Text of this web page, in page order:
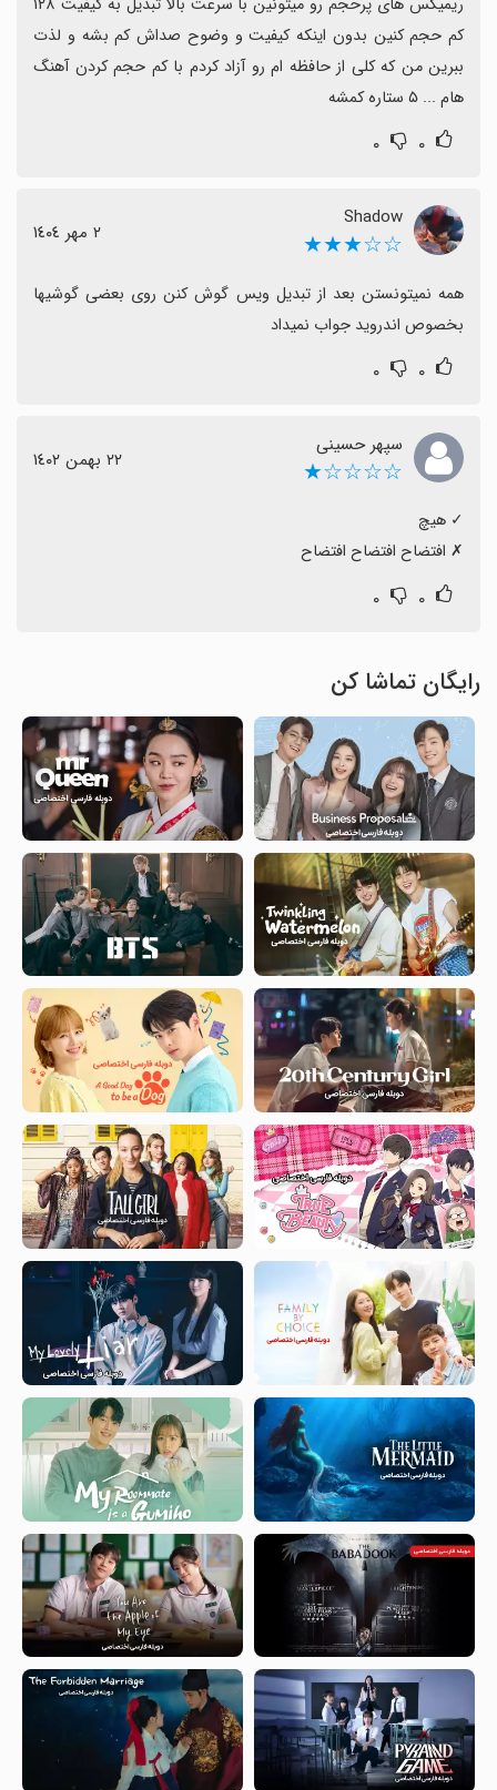
هام ... ۵ ستاره کمشه
۰ ۰
Shadow
☆☆★★★ ٢ مهر ١٤٠٤
بخصوص اندروید جواب نمیداد
۰ ۰
سپهر حسینی
☆☆☆☆★ ٢٢ بهمن ١٤٠٢
‏✗ افتضاح افتضاح افتضاح
۰ ۰
رایگان تماشا کن